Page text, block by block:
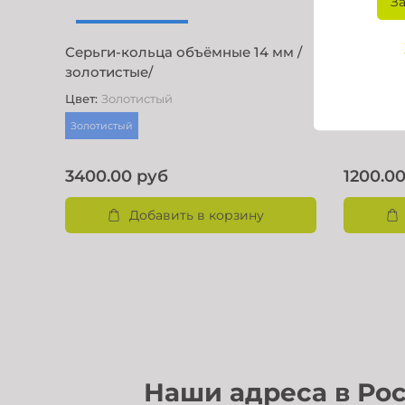
Серьги-кольца объёмные 14 мм /
золотистые/
Цвет: Золотистый
Золотистый
3400.00 руб
Добавить в корзину
Наши